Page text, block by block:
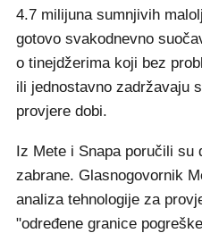
4.7 milijuna sumnjivih
gotovo svakodnevno
o tinejdžerima koji bez
ili jednostavno zadržavaju
provjere dobi.
Iz Mete i Snapa poručili su
zabrane. Glasnogovornik
analiza tehnologije za
"određene granice